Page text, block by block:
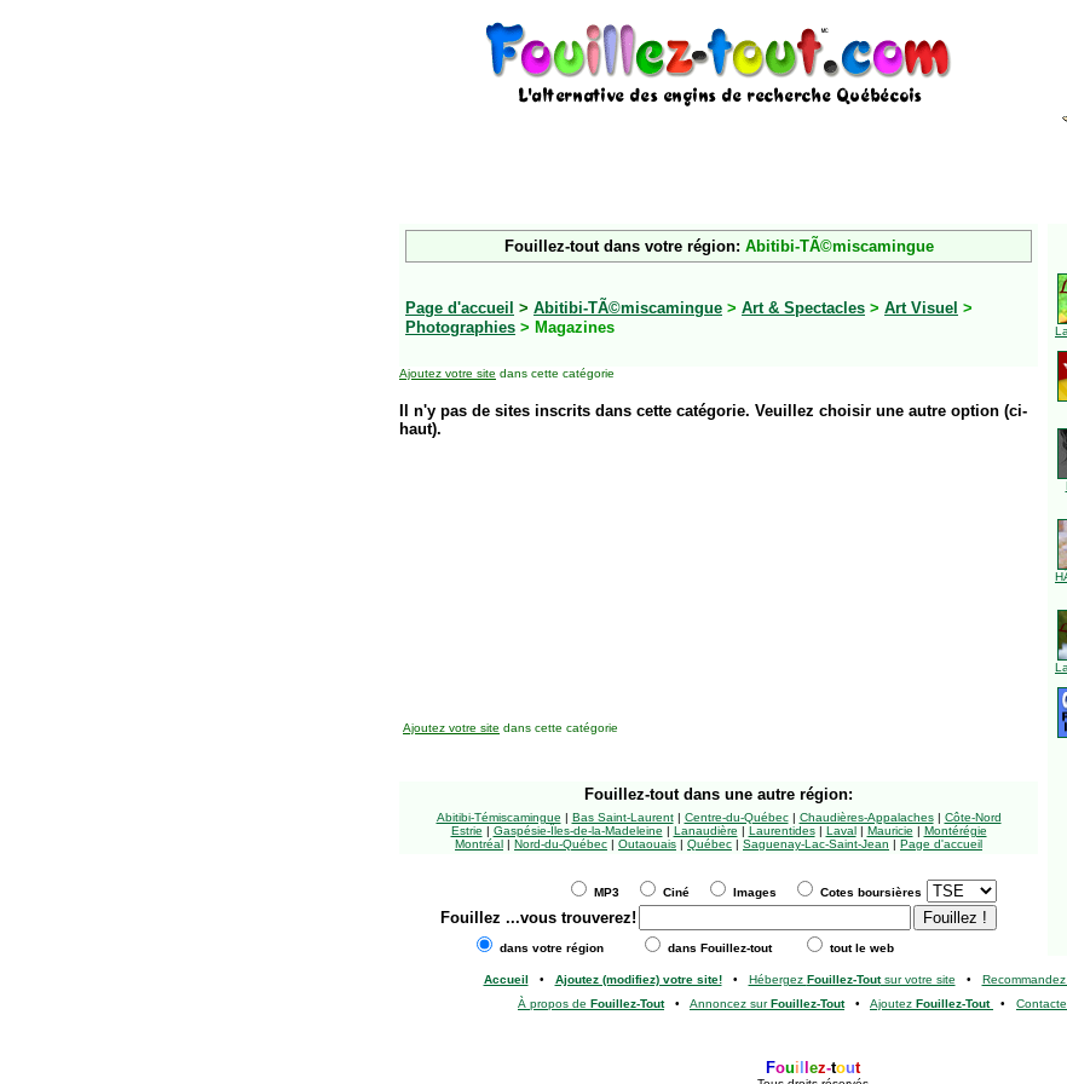
Fouillez-tout dans votre région: Abitibi-TÃ©miscamingue
Page d'accueil > Abitibi-TÃ©miscamingue > Art & Spectacles > Art Visuel >
Photographies > Magazines
Ajoutez votre site dans cette catégorie
Il n'y pas de sites inscrits dans cette catégorie. Veuillez choisir une autre option (ci-
haut).
Ajoutez votre site dans cette catégorie
Fouillez-tout dans une autre région:
Abitibi-Témiscamingue | Bas Saint-Laurent| Centre-du-Québec| Chaudières-Appalaches| Côte-Nord
Estrie | Gaspésie-Îles-de-la-Madeleine | Lanaudière | Laurentides| Laval| Mauricie | Montérégie
Montréal | Nord-du-Québec | Outaouais | Québec | Saguenay-Lac-Saint-Jean | Page d'accueil
MP3 Ciné Images Cotes boursières
Fouillez ...vous trouverez!
dans votre région dans Fouillez-tout tout le web
Accueil • Ajoutez (modifiez) votre site!• Hébergez Fouillez-Toutsur votre site • Recommandez
À propos de Fouillez-Tout• Annoncez surFouillez-Tout• Ajoutez Fouillez-Tout •
Foui ez-tout